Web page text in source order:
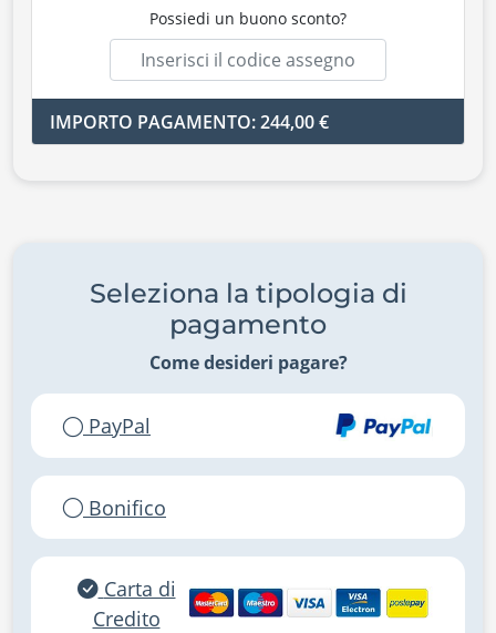
Possiedi un buono sconto?
IMPORTO PAGAMENTO: 244,00 €
Seleziona la tipologia di
pagamento
Come desideri pagare?
PayPal
Bonifico
Carta di
Credito